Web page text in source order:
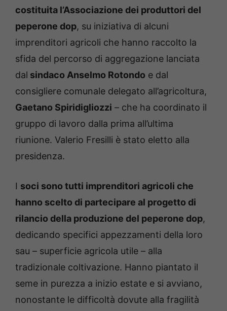
costituita l’Associazione dei produttori del
peperone dop, su iniziativa di alcuni
imprenditori agricoli che hanno raccolto la
sfida del percorso di aggregazione lanciata
dal sindaco Anselmo Rotondo e dal
consigliere comunale delegato all’agricoltura,
Gaetano Spiridigliozzi – che ha coordinato il
gruppo di lavoro dalla prima all’ultima
riunione. Valerio Fresilli è stato eletto alla
presidenza.
I soci sono tutti imprenditori agricoli che
hanno scelto di partecipare al progetto di
rilancio della produzione del peperone dop,
dedicando specifici appezzamenti della loro
sau – superficie agricola utile – alla
tradizionale coltivazione. Hanno piantato il
seme in purezza a inizio estate e si avviano,
nonostante le difficoltà dovute alla fragilità